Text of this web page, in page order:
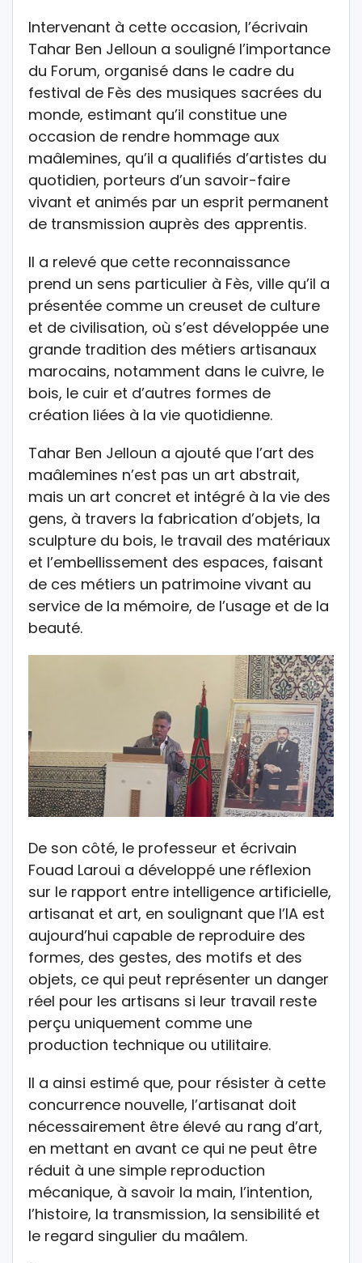
Intervenant à cette occasion, l’écrivain
Tahar Ben Jelloun a souligné l’importance
du Forum, organisé dans le cadre du
festival de Fès des musiques sacrées du
monde, estimant qu’il constitue une
occasion de rendre hommage aux
maâlemines, qu’il a qualifiés d’artistes du
quotidien, porteurs d’un savoir-faire
vivant et animés par un esprit permanent
de transmission auprès des apprentis.
Il a relevé que cette reconnaissance
prend un sens particulier à Fès, ville qu’il a
présentée comme un creuset de culture
et de civilisation, où s’est développée une
grande tradition des métiers artisanaux
marocains, notamment dans le cuivre, le
bois, le cuir et d’autres formes de
création liées à la vie quotidienne.
Tahar Ben Jelloun a ajouté que l’art des
maâlemines n’est pas un art abstrait,
mais un art concret et intégré à la vie des
gens, à travers la fabrication d’objets, la
sculpture du bois, le travail des matériaux
et l’embellissement des espaces, faisant
de ces métiers un patrimoine vivant au
service de la mémoire, de l’usage et de la
beauté.
De son côté, le professeur et écrivain
Fouad Laroui a développé une réflexion
sur le rapport entre intelligence artificielle,
artisanat et art, en soulignant que l’IA est
aujourd’hui capable de reproduire des
formes, des gestes, des motifs et des
objets, ce qui peut représenter un danger
réel pour les artisans si leur travail reste
perçu uniquement comme une
production technique ou utilitaire.
Il a ainsi estimé que, pour résister à cette
concurrence nouvelle, l’artisanat doit
nécessairement être élevé au rang d’art,
en mettant en avant ce qui ne peut être
réduit à une simple reproduction
mécanique, à savoir la main, l’intention,
l’histoire, la transmission, la sensibilité et
le regard singulier du maâlem.